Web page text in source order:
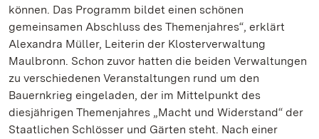
können. Das Programm bildet einen schönen
gemeinsamen Abschluss des Themenjahres“, erklärt
Alexandra Müller, Leiterin der Klosterverwaltung
Maulbronn. Schon zuvor hatten die beiden Verwaltungen
zu verschiedenen Veranstaltungen rund um den
Bauernkrieg eingeladen, der im Mittelpunkt des
diesjährigen Themenjahres „Macht und Widerstand“ der
Staatlichen Schlösser und Gärten steht. Nach einer